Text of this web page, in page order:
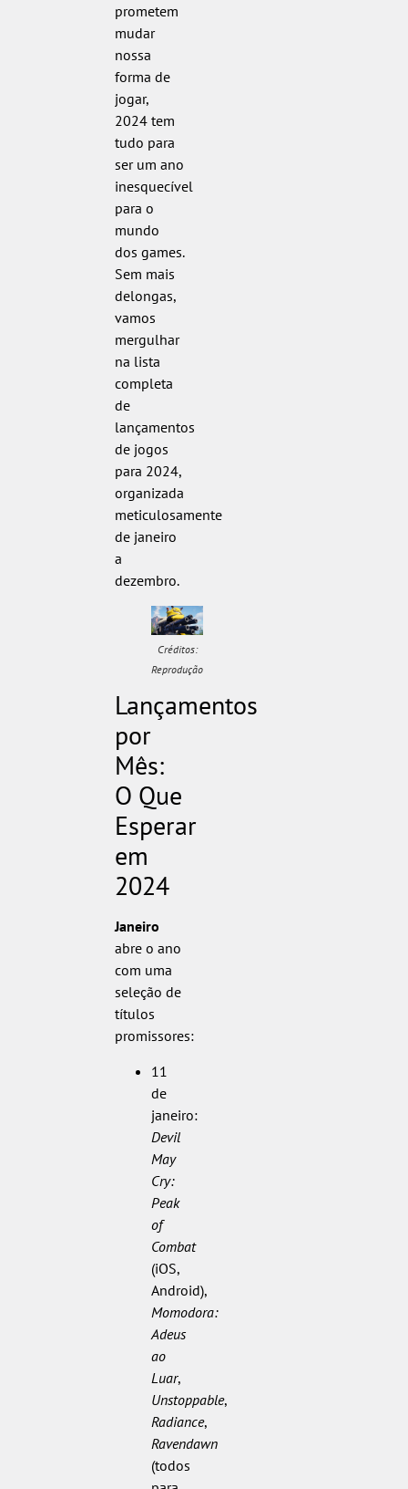
prometem
mudar
nossa
forma de
jogar,
2024 tem
tudo para
ser um ano
inesquecível
para o
mundo
dos games.
Sem mais
delongas,
vamos
mergulhar
na lista
completa
de
lançamentos
de jogos
para 2024,
organizada
meticulosamente
de janeiro
a
dezembro.
Créditos:
Reprodução
Lançamentos
por
Mês:
O Que
Esperar
em
2024
Janeiro
abre o ano
com uma
seleção de
títulos
promissores:
11
de
janeiro:
Devil
May
Cry:
Peak
of
Combat
(iOS,
Android),
Momodora:
Adeus
ao
Luar,
Unstoppable,
Radiance,
Ravendawn
(todos